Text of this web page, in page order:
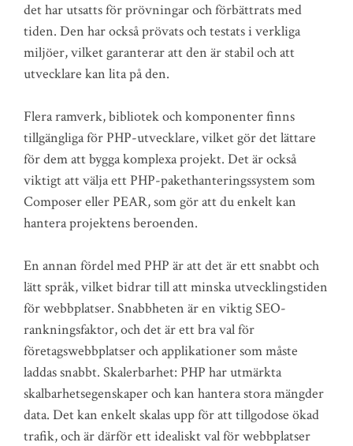
det har utsatts för prövningar och förbättrats med
tiden. Den har också prövats och testats i verkliga
miljöer, vilket garanterar att den är stabil och att
utvecklare kan lita på den.
Flera ramverk, bibliotek och komponenter finns
tillgängliga för PHP-utvecklare, vilket gör det lättare
för dem att bygga komplexa projekt. Det är också
viktigt att välja ett PHP-pakethanteringssystem som
Composer eller PEAR, som gör att du enkelt kan
hantera projektens beroenden.
En annan fördel med PHP är att det är ett snabbt och
lätt språk, vilket bidrar till att minska utvecklingstiden
för webbplatser. Snabbheten är en viktig SEO-
rankningsfaktor, och det är ett bra val för
företagswebbplatser och applikationer som måste
laddas snabbt. Skalerbarhet: PHP har utmärkta
skalbarhetsegenskaper och kan hantera stora mängder
data. Det kan enkelt skalas upp för att tillgodose ökad
trafik, och är därför ett idealiskt val för webbplatser